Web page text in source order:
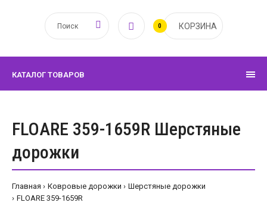
0 КОРЗИНА
КАТАЛОГ ТОВАРОВ
FLOARE 359-1659R Шерстяные
дорожки
Главная Ковровые дорожки
Шерстяные дорожки
FLOARE 359-1659R